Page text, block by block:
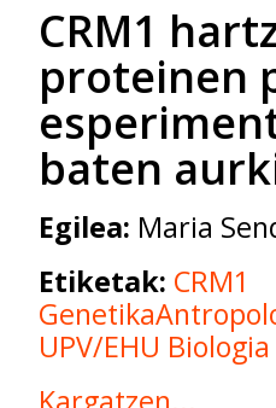
CRM1
proteinen
baten
Egilea: Maria
Etiketak: CRM1
UPV/EHU